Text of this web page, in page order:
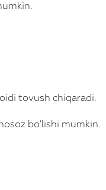
tovush chiqaradi.
bo‘lishi mumkin.